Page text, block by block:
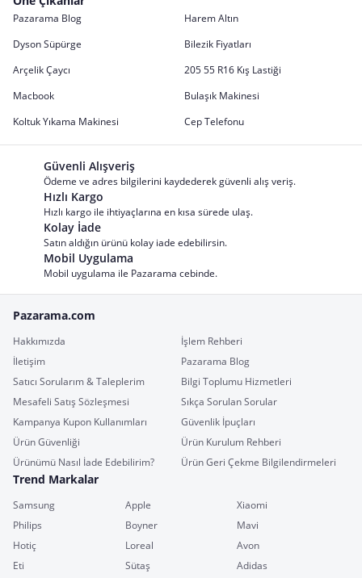
Pazarama Blog
Harem Altın
Dyson Süpürge
Bilezik Fiyatları
Arçelik Çaycı
205 55 R16 Kış Lastiği
Macbook
Bulaşık Makinesi
Koltuk Yıkama Makinesi
Cep Telefonu
Güvenli Alışveriş
Ödeme ve adres bilgilerini kaydederek güvenli alış veriş.
Hızlı Kargo
Hızlı kargo ile ihtiyaçlarına en kısa sürede ulaş.
Kolay İade
Satın aldığın ürünü kolay iade edebilirsin.
Mobil Uygulama
Mobil uygulama ile Pazarama cebinde.
Pazarama.com
Hakkımızda
İşlem Rehberi
İletişim
Pazarama Blog
Satıcı Sorularım & Taleplerim
Bilgi Toplumu Hizmetleri
Mesafeli Satış Sözleşmesi
Sıkça Sorulan Sorular
Kampanya Kupon Kullanımları
Güvenlik İpuçları
Ürün Güvenliği
Ürün Kurulum Rehberi
Ürünümü Nasıl İade Edebilirim?
Ürün Geri Çekme Bilgilendirmeleri
Trend Markalar
Samsung Apple
Xiaomi
Philips
Boyner
Mavi
Hotiç
Loreal
Avon
Eti
Sütaş
Adidas